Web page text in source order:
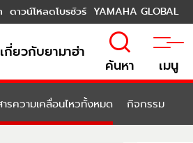
ดาวน์โหลดโบรชัวร์ YAMAHA GLOBAL
เกี่ยวกับยามาฮ่า
ค้นหา เมนู
รความเคลื่อนไหวทั้งหมด กิจกรรม